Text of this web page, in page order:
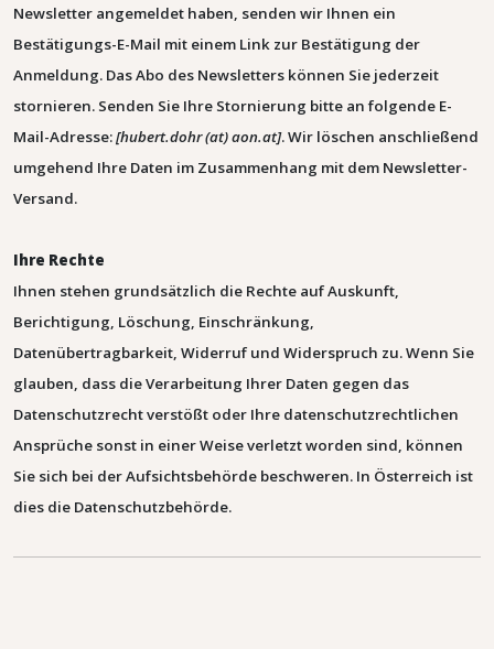
Newsletter angemeldet haben, senden wir Ihnen ein
Bestätigungs-E-Mail mit einem Link zur Bestätigung der
Anmeldung. Das Abo des Newsletters können Sie jederzeit
stornieren. Senden Sie Ihre Stornierung bitte an folgende E-
Mail-Adresse:[hubert.dohr (at) aon.at]. Wir löschen anschließend
umgehend Ihre Daten im Zusammenhang mit dem Newsletter-
Versand.
Ihre Rechte
Ihnen stehen grundsätzlich die Rechte auf Auskunft,
Berichtigung, Löschung, Einschränkung,
Datenübertragbarkeit, Widerruf und Widerspruch zu. Wenn Sie
glauben, dass die Verarbeitung Ihrer Daten gegen das
Datenschutzrecht verstößt oder Ihre datenschutzrechtlichen
Ansprüche sonst in einer Weise verletzt worden sind, können
Sie sich bei der Aufsichtsbehörde beschweren. In Österreich ist
dies die Datenschutzbehörde.